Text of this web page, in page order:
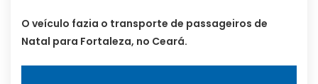
O veículo fazia o transporte de passageiros de
Natal para Fortaleza, no Ceará.